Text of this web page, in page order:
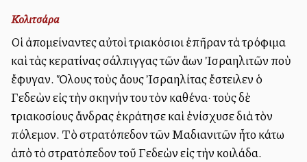
Κολιτσάρα
Οἱ ἀπομείναντες αὐτοὶ τριακόσιοι ἐπῆραν τὰ τρόφιμα
καὶ τὰς κερατίνας σάλπιγγας τῶν ἄλλων Ἰσραηλιτῶν ποὺ
ἔφυγαν. Ὅλους τοὺς ἄλλους Ἰσραηλίτας ἔστειλεν ὁ
Γεδεὼν εἰς τὴν σκηνήν του τὸν καθένα· τοὺς δὲ
τριακοσίους ἄνδρας ἑκράτησε καὶ ἐνίσχυσε διὰ τὸν
πόλεμον. Τὸ στρατόπεδον τῶν Μαδιανιτῶν ἦτο κάτω
ἀπὸ τὸ στρατόπεδον τοῦ Γεδεὼν εἰς τὴν κοιλάδα.